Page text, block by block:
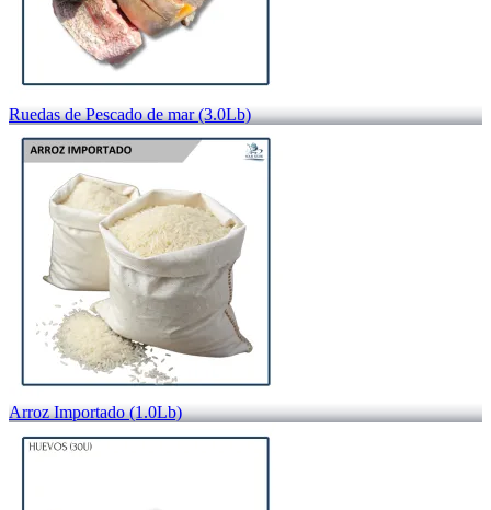
Ruedas de Pescado de mar (3.0Lb)
Arroz Importado (1.0Lb)